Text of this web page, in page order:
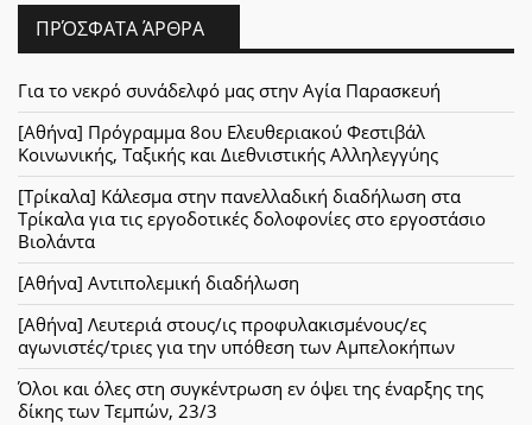
ΠΡΌΣΦΑΤΑ ΆΡΘΡΑ
Για το νεκρό συνάδελφό μας στην Αγία Παρασκευή
[Αθήνα] Πρόγραμμα 8ου Ελευθεριακού Φεστιβάλ
Κοινωνικής, Ταξικής και Διεθνιστικής Αλληλεγγύης
[Τρίκαλα] Κάλεσμα στην πανελλαδική διαδήλωση στα
Τρίκαλα για τις εργοδοτικές δολοφονίες στο εργοστάσιο
Βιολάντα
[Αθήνα] Αντιπολεμική διαδήλωση
[Αθήνα] Λευτεριά στους/ις προφυλακισμένους/ες
αγωνιστές/τριες για την υπόθεση των Αμπελοκήπων
Όλοι και όλες στη συγκέντρωση εν όψει της έναρξης της
δίκης των Τεμπών, 23/3